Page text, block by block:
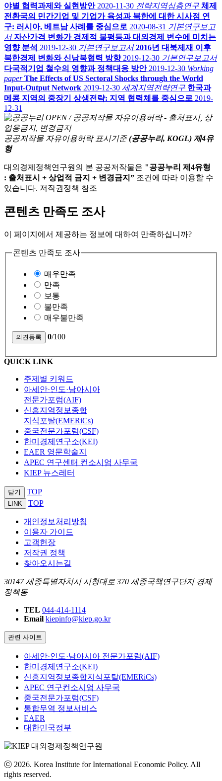
야별 협력과제와 실현방안 2020-11-30 전략지역심층연구 체제
전환국의 민간기업 및 기업가 육성과 북한에 대한 시사점 연
구: 러시아, 베트남 사례를 중심으로 2020-08-31 기본연구보고
서 자산가격 변화가 경제적 불평등과 대외경제 변수에 미치는
영향 분석 2019-12-30 기본연구보고서 2016년 대북제재 이후
북한경제 변화와 신남북협력 방향 2019-12-30 기본연구보고서
다국적기업 철수의 영향과 정책대응 방안 2019-12-30 Working
paper The Effects of US Sectoral Shocks through the World
Input-Output Network 2019-12-30 세계지역전략연구 한국과
메콩 지역의 중장기 상생전략: 지역 협력체를 중심으로 2019-
12-31
공공저작물 자유이용허락 표시기준 (공공누리, KOGL) 제4유
형
대외경제정책연구원의 본 공공저작물은 "공공누리 제4유형
: 출처표시 + 상업적 금지 + 변경금지” 조건에 따라 이용할 수
있습니다. 저작권정책 참조
콘텐츠 만족도 조사
이 페이지에서 제공하는 정보에 대하여 만족하십니까?
콘텐츠 만족도 조사
매우만족
만족
보통
불만족
매우불만족
0/100
QUICK LINK
주제별 키워드
아세안·인도·남아시아
전문가포럼(AIF)
신흥지역정보종합
지식포탈(EMERiCs)
중국전문가포럼(CSF)
한미경제연구소(KEI)
EAER 영문학술지
APEC 연구센터 컨소시엄 사무국
KIEP 뉴스레터
닫기 TOP
LINK TOP
개인정보처리방침
이용자 가이드
고객헌장
저작권 정책
찾아오시는길
30147 세종특별자치시 시청대로 370 세종국책연구단지 경제
정책동
TEL 044-414-1114
Email kiepinfo@kiep.go.kr
관련 사이트
아세안·인도·남아시아 전문가포럼(AIF)
한미경제연구소(KEI)
신흥지역정보종합지식포탈(EMERiCs)
APEC 연구컨소시엄 사무국
중국전문가포럼(CSF)
통합무역 정보서비스
EAER
대한민국정부
ⓒ 2026. Korea Institute for International Economic Policy. All
rights reserved.